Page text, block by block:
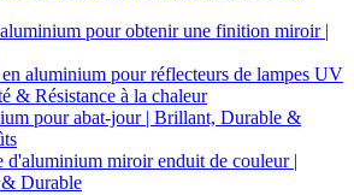
pour obtenir une finition miroir |
aluminium pour réflecteurs de lampes UV
& Résistance à la chaleur
pour abat-jour | Brillant, Durable &
d'aluminium miroir enduit de couleur |
Durable